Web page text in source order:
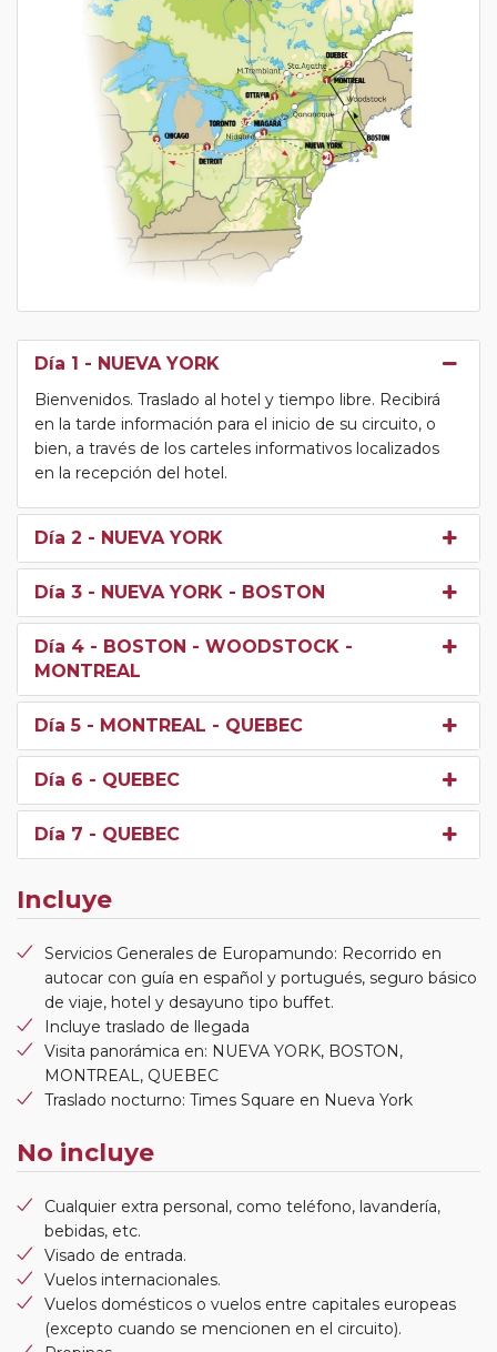
Día 1 - NUEVA YORK
Bienvenidos. Traslado al hotel y tiempo libre. Recibirá
en la tarde información para el inicio de su circuito, o
bien, a través de los carteles informativos localizados
en la recepción del hotel.
Día 2 - NUEVA YORK
Día 3 - NUEVA YORK - BOSTON
Día 4 - BOSTON - WOODSTOCK -
MONTREAL
Día 5 - MONTREAL - QUEBEC
Día 6 - QUEBEC
Día 7 - QUEBEC
Incluye
Servicios Generales de Europamundo: Recorrido en
autocar con guía en español y portugués, seguro básico
de viaje, hotel y desayuno tipo buffet.
Incluye traslado de llegada
Visita panorámica en: NUEVA YORK, BOSTON,
MONTREAL, QUEBEC
Traslado nocturno: Times Square en Nueva York
No incluye
Cualquier extra personal, como teléfono, lavandería,
bebidas, etc.
Visado de entrada.
Vuelos internacionales.
Vuelos domésticos o vuelos entre capitales europeas
(excepto cuando se mencionen en el circuito).